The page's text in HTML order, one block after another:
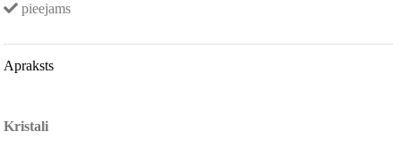
pieejams
Apraksts
Kristali